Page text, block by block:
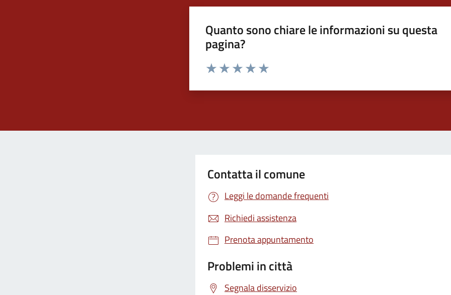
Quanto sono chiare le informazioni su questa
pagina?
Contatta il comune
Leggi le domande frequenti
Richiedi assistenza
Prenota appuntamento
Problemi in città
Segnala disservizio